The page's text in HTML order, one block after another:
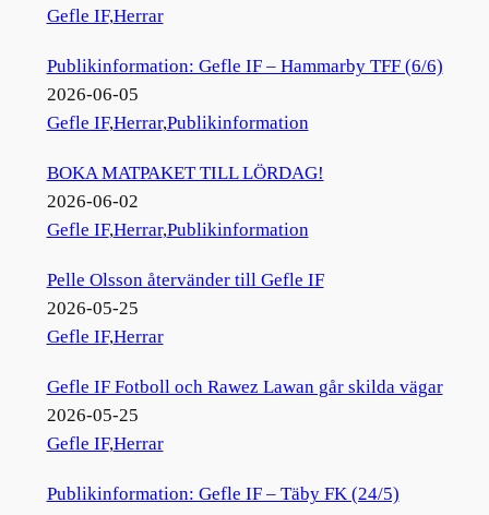
Gefle IF,Herrar
Publikinformation: Gefle IF – Hammarby TFF (6/6)
2026-06-05
Gefle IF,Herrar,Publikinformation
BOKA MATPAKET TILL LÖRDAG!
2026-06-02
Gefle IF,Herrar,Publikinformation
Pelle Olsson återvänder till Gefle IF
2026-05-25
Gefle IF,Herrar
Gefle IF Fotboll och Rawez Lawan går skilda vägar
2026-05-25
Gefle IF,Herrar
Publikinformation: Gefle IF – Täby FK (24/5)